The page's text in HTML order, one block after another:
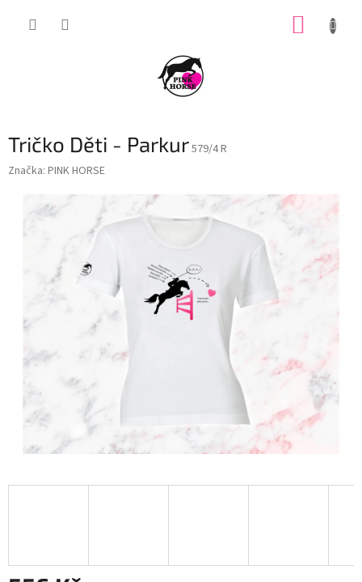
Tričko Děti - Parkur579/4 R
Značka: PINK HORSE